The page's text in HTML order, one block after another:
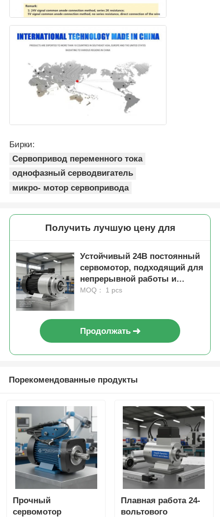
Бирки:
Сервопривод переменного тока
однофазный серводвигатель
микро- мотор сервопривода
Получить лучшую цену для
Устойчивый 24В постоянный
сервомотор, подходящий для
непрерывной работы и
точного позиционирования в
MOQ： 1 pcs
Продолжать
Порекомендованные продукты
Прочный
сервомотор
Плавная работа 24-
вольтового